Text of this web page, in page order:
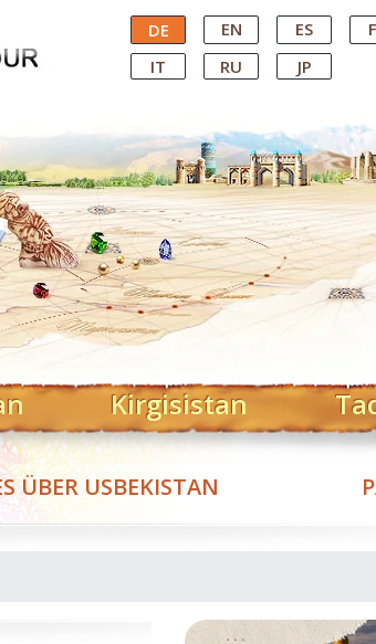
DE EN ES
IT
RU JP
Kirgisistan
ÜBER USBEKISTAN